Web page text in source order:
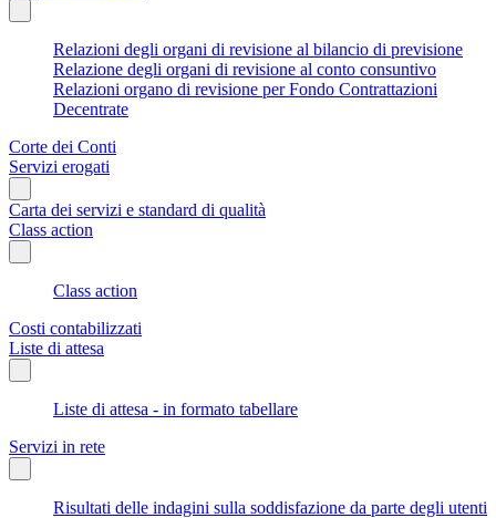
Relazioni degli organi di revisione al bilancio di previsione
Relazione degli organi di revisione al conto consuntivo
Relazioni organo di revisione per Fondo Contrattazioni
Decentrate
Corte dei Conti
Servizi erogati
Carta dei servizi e standard di qualità
Class action
Class action
Costi contabilizzati
Liste di attesa
Liste di attesa - in formato tabellare
Servizi in rete
Risultati delle indagini sulla soddisfazione da parte degli utenti